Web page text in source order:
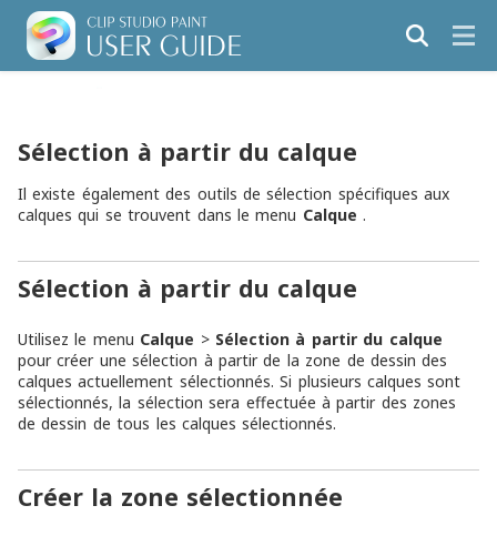
Sélection à partir du calque
Il existe également des outils de sélection spécifiques aux
calques qui se trouvent dans le menu Calque.
Sélection à partir du calque
Utilisez le menu Calque > Sélection à partir du calque
pour créer une sélection à partir de la zone de dessin des
calques actuellement sélectionnés. Si plusieurs calques sont
sélectionnés, la sélection sera effectuée à partir des zones
de dessin de tous les calques sélectionnés.
Créer la zone sélectionnée